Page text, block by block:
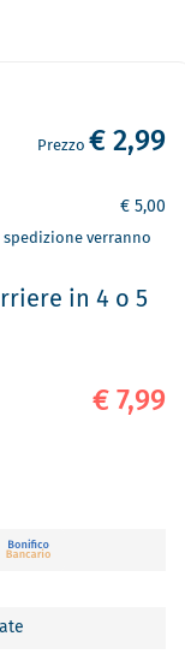
Prezzo € 2,99
€ 5,00
verranno
in 4 o 5
€ 7,99